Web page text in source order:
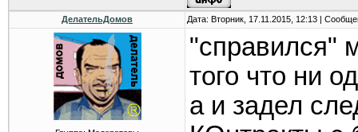
ДелательДомов Дата: Вторник, 17.11.2015, 12:13 |
"справился"
того что ни
а и задел